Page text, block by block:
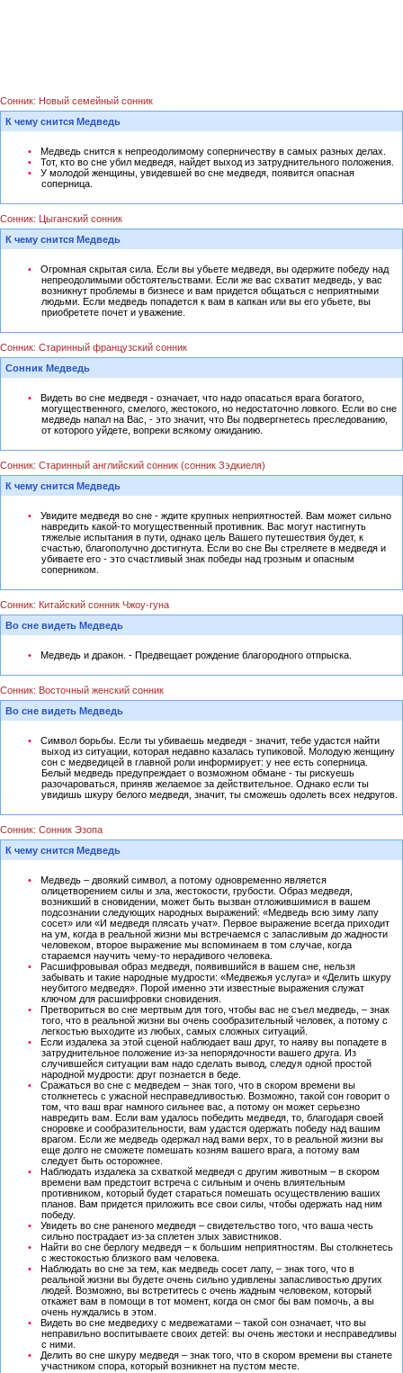
Сонник: Новый семейный сонник
К чему снится Медведь
Медведь снится к непреодолимому соперничеству в самых разных делах.
Тот, кто во сне убил медведя, найдет выход из затруднительного положения.
У молодой женщины, увидевшей во сне медведя, появится опасная
соперница.
Сонник: Цыганский сонник
К чему снится Медведь
Огромная скрытая сила. Если вы убьете медведя, вы одержите победу над
непреодолимыми обстоятельствами. Если же вас схватит медведь, у вас
возникнут проблемы в бизнесе и вам придется общаться с неприятными
людьми. Если медведь попадется к вам в капкан или вы его убьете, вы
приобретете почет и уважение.
Сонник: Старинный французский сонник
Сонник Медведь
Видеть во сне медведя - означает, что надо опасаться врага богатого,
могущественного, смелого, жестокого, но недостаточно ловкого. Если во сне
медведь напал на Вас, - это значит, что Вы подвергнетесь преследованию,
от которого уйдете, вопреки всякому ожиданию.
Сонник: Старинный английский сонник (сонник Зэдкиеля)
К чему снится Медведь
Увидите медведя во сне - ждите крупных неприятностей. Вам может сильно
навредить какой-то могущественный противник. Вас могут настигнуть
тяжелые испытания в пути, однако цель Вашего путешествия будет, к
счастью, благополучно достигнута. Если во сне Вы стреляете в медведя и
убиваете его - это счастливый знак победы над грозным и опасным
соперником.
Сонник: Китайский сонник Чжоу-гуна
Во сне видеть Медведь
Медведь и дракон. - Предвещает рождение благородного отпрыска.
Сонник: Восточный женский сонник
Во сне видеть Медведь
Символ борьбы. Если ты убиваешь медведя - значит, тебе удастся найти
выход из ситуации, которая недавно казалась тупиковой. Молодую женщину
сон с медведицей в главной роли информирует: у нее есть соперница.
Белый медведь предупреждает о возможном обмане - ты рискуешь
разочароваться, приняв желаемое за действительное. Однако если ты
увидишь шкуру белого медведя, значит, ты сможешь одолеть всех недругов.
Сонник: Сонник Эзопа
К чему снится Медведь
Медведь – двоякий символ, а потому одновременно является
олицетворением силы и зла, жестокости, грубости. Образ медведя,
возникший в сновидении, может быть вызван отложившимися в вашем
подсознании следующих народных выражений: «Медведь всю зиму лапу
сосет» или «И медведя плясать учат». Первое выражение всегда приходит
на ум, когда в реальной жизни мы встречаемся с запасливым до жадности
человеком, второе выражение мы вспоминаем в том случае, когда
стараемся научить чему-то нерадивого человека.
Расшифровывая образ медведя, появившийся в вашем сне, нельзя
забывать и такие народные мудрости: «Медвежья услуга» и «Делить шкуру
неубитого медведя». Порой именно эти известные выражения служат
ключом для расшифровки сновидения.
Претвориться во сне мертвым для того, чтобы вас не съел медведь, – знак
того, что в реальной жизни вы очень сообразительный человек, а потому с
легкостью выходите из любых, самых сложных ситуаций.
Если издалека за этой сценой наблюдает ваш друг, то наяву вы попадете в
затруднительное положение из-за непорядочности вашего друга. Из
случившейся ситуации вам надо сделать вывод, следуя одной простой
народной мудрости: друг познается в беде.
Сражаться во сне с медведем – знак того, что в скором времени вы
столкнетесь с ужасной несправедливостью. Возможно, такой сон говорит о
том, что ваш враг намного сильнее вас, а потому он может серьезно
навредить вам. Если вам удалось победить медведя, то, благодаря своей
сноровке и сообразительности, вам удастся одержать победу над вашим
врагом. Если же медведь одержал над вами верх, то в реальной жизни вы
еще долго не сможете помешать козням вашего врага, а потому вам
следует быть осторожнее.
Наблюдать издалека за схваткой медведя с другим животным – в скором
времени вам предстоит встреча с сильным и очень влиятельным
противником, который будет стараться помешать осуществлению ваших
планов. Вам придется приложить все свои силы, чтобы одержать над ним
победу.
Увидеть во сне раненого медведя – свидетельство того, что ваша честь
сильно пострадает из-за сплетен злых завистников.
Найти во сне берлогу медведя – к большим неприятностям. Вы столкнетесь
с жестокостью близкого вам человека.
Наблюдать во сне за тем, как медведь сосет лапу, – знак того, что в
реальной жизни вы будете очень сильно удивлены запасливостью других
людей. Возможно, вы встретитесь с очень жадным человеком, который
откажет вам в помощи в тот момент, когда он смог бы вам помочь, а вы
очень нуждались в этом.
Видеть во сне медведиху с медвежатами – такой сон означает, что вы
неправильно воспитываете своих детей: вы очень жестоки и несправедливы
с ними.
Делить во сне шкуру медведя – знак того, что в скором времени вы станете
участником спора, который возникнет на пустом месте.